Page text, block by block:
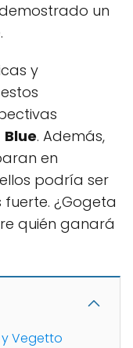
un
y
Blue. Además,
en
podría ser
¿Gogeta
quién ganará
Vegetto